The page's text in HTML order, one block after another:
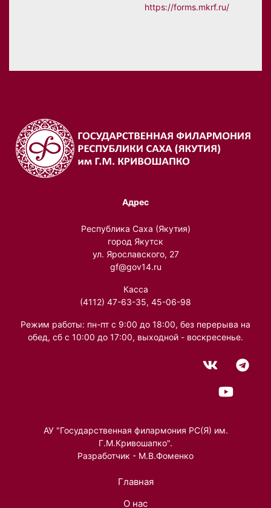
https://forms.mkrf.ru/
Адрес
Республика Саха (Якутия)
город Якутск
ул. Ярославского, 27
gf@gov14.ru
Касса
(4112) 47-63-35, 45-06-98
Режим работы: пн-пт с 9:00 до 18:00, без перерыва на
обед, сб с 10:00 до 17:00, выходной - воскресенье.
АУ "Государственная филармония РС(Я) им.
Г.М.Кривошапко".
Разработчик - М.В.Фоменко
Главная
О нас